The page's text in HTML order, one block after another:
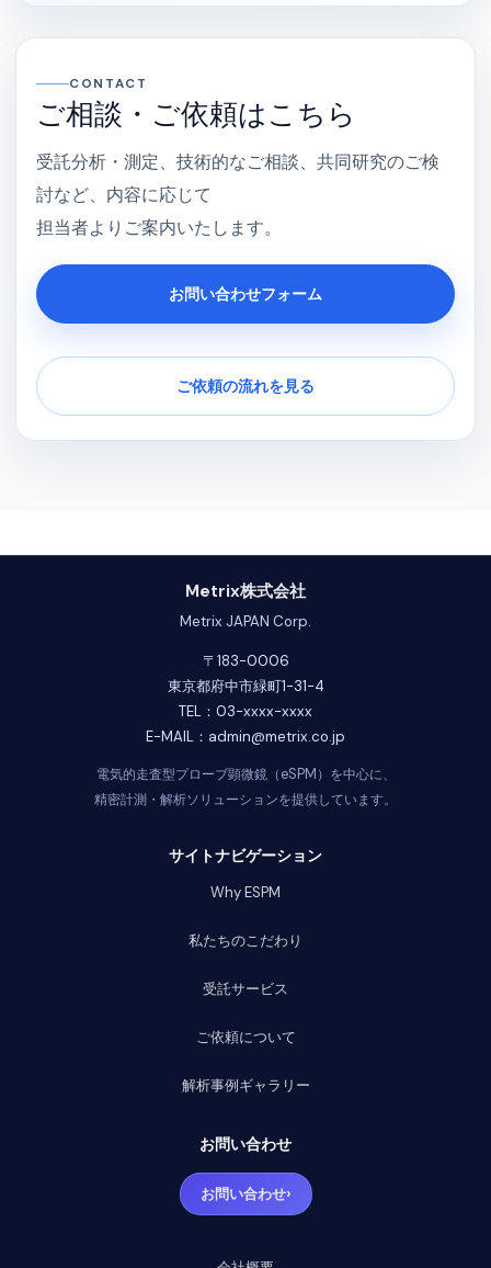
CONTACT
ご相談・ご依頼はこちら
受託分析・測定、技術的なご相談、共同研究のご検
討など、内容に応じて
担当者よりご案内いたします。
お問い合わせフォーム
ご依頼の流れを見る
Metrix株式会社
Metrix JAPAN Corp.
〒183-0006
東京都府中市緑町1-31-4
TEL：03-xxxx-xxxx
E-MAIL：admin@metrix.co.jp
電気的走査型プローブ顕微鏡（eSPM）を中心に、
精密計測・解析ソリューションを提供しています。
サイトナビゲーション
Why ESPM
私たちのこだわり
受託サービス
ご依頼について
解析事例ギャラリー
お問い合わせ
お問い合わせ›